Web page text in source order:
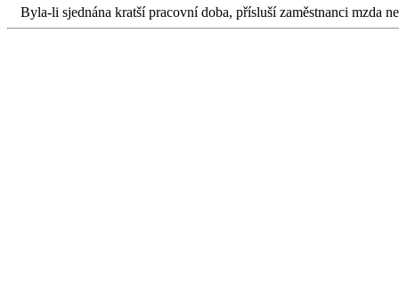
Byla-li sjednána kratší pracovní doba, přísluší zaměstnanci mzda